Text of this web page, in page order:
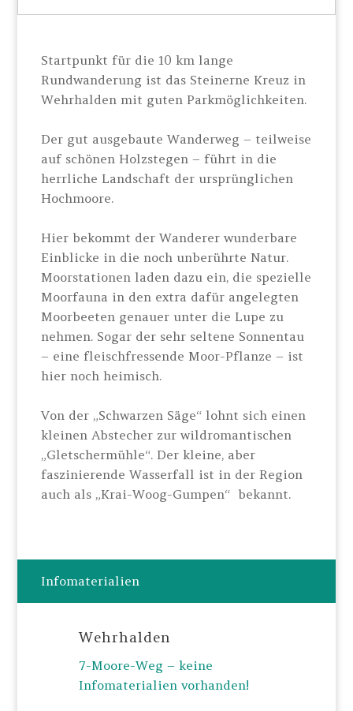
Startpunkt für die 10 km lange
Rundwanderung ist das Steinerne Kreuz in
Wehrhalden mit guten Parkmöglichkeiten.
Der gut ausgebaute Wanderweg – teilweise
auf schönen Holzstegen – führt in die
herrliche Landschaft der ursprünglichen
Hochmoore.
Hier bekommt der Wanderer wunderbare
Einblicke in die noch unberührte Natur.
Moorstationen laden dazu ein, die spezielle
Moorfauna in den extra dafür angelegten
Moorbeeten genauer unter die Lupe zu
nehmen. Sogar der sehr seltene Sonnentau
– eine fleischfressende Moor-Pflanze – ist
hier noch heimisch.
Von der „Schwarzen Säge“ lohnt sich einen
kleinen Abstecher zur wildromantischen
„Gletschermühle“. Der kleine, aber
faszinierende Wasserfall ist in der Region
auch als „Krai-Woog-Gumpen“ bekannt.
Infomaterialien
Wehrhalden
7-Moore-Weg – keine
Infomaterialien vorhanden!